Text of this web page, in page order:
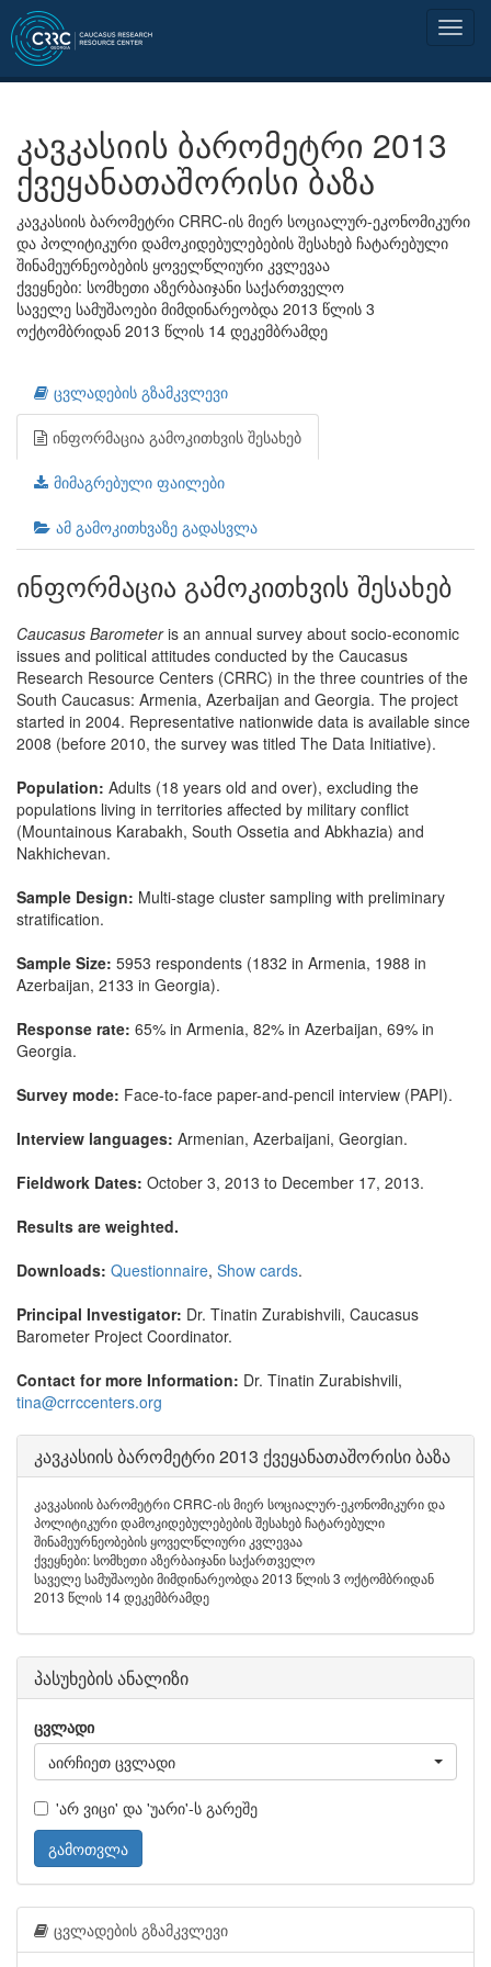
კავკასიის ბარომეტრი 2013
ქვეყანათაშორისი ბაზა
კავკასიის ბარომეტრი CRRC-ის მიერ სოციალურ-ეკონომიკური
და პოლიტიკური დამოკიდებულებების შესახებ ჩატარებული
შინამეურნეობების ყოველწლიური კვლევაა
ქვეყნები: სომხეთი აზერბაიჯანი საქართველო
საველე სამუშაოები მიმდინარეობდა 2013 წლის 3
ოქტომბრიდან 2013 წლის 14 დეკემბრამდე
ცვლადების გზამკვლევი
ინფორმაცია გამოკითხვის შესახებ
მიმაგრებული ფაილები
ამ გამოკითხვაზე გადასვლა
ინფორმაცია გამოკითხვის შესახებ
Caucasus Barometeris an annual survey about socio-economic
issues and political attitudes conducted by the Caucasus
Research Resource Centers (CRRC) in the three countries of the
South Caucasus: Armenia, Azerbaijan and Georgia. The project
started in 2004. Representative nationwide data is available since
2008 (before 2010, the survey was titled The Data Initiative).
Population: Adults (18 years old and over), excluding the
populations living in territories affected by military conflict
(Mountainous Karabakh, South Ossetia and Abkhazia) and
Nakhichevan.
Sample Design: Multi-stage cluster sampling with preliminary
stratification.
Sample Size: 5953 respondents (1832 in Armenia, 1988 in
Azerbaijan, 2133 in Georgia).
Response rate: 65% in Armenia, 82% in Azerbaijan, 69% in
Georgia.
Survey mode: Face-to-face paper-and-pencil interview (PAPI).
Interview languages: Armenian, Azerbaijani, Georgian.
Fieldwork Dates: October 3, 2013 to December 17, 2013.
Results are weighted.
Downloads: Questionnaire, Show cards.
Principal Investigator: Dr. Tinatin Zurabishvili, Caucasus
Barometer Project Coordinator.
Contact for more Information: Dr. Tinatin Zurabishvili,
tina@crrccenters.org
კავკასიის ბარომეტრი 2013 ქვეყანათაშორისი ბაზა
კავკასიის ბარომეტრი CRRC-ის მიერ სოციალურ-ეკონომიკური და
პოლიტიკური დამოკიდებულებების შესახებ ჩატარებული
შინამეურნეობების ყოველწლიური კვლევაა
ქვეყნები: სომხეთი აზერბაიჯანი საქართველო
საველე სამუშაოები მიმდინარეობდა 2013 წლის 3 ოქტომბრიდან
2013 წლის 14 დეკემბრამდე
პასუხების ანალიზი
ცვლადი
აირჩიეთ ცვლადი
'არ ვიცი' და 'უარი'-ს გარეშე
გამოთვლა
ცვლადების გზამკვლევი